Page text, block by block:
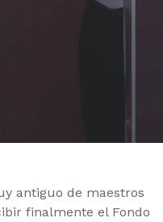
antiguo de maestros
finalmente el Fondo